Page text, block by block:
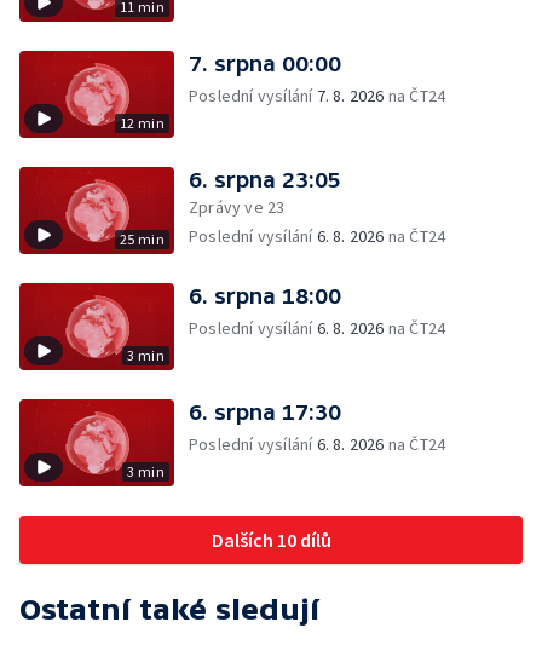
11 min
12 min
7. srpna 00:00
Poslední vysílání 7. 8. 2026 na ČT24
25 min
6. srpna 23:05
Zprávy ve 23
Poslední vysílání6. 8. 2026 na ČT24
3 min
6. srpna 18:00
Poslední vysílání6. 8. 2026 na ČT24
3 min
6. srpna 17:30
Poslední vysílání6. 8. 2026 na ČT24
Dalších 10 dílů
Ostatní také sledují